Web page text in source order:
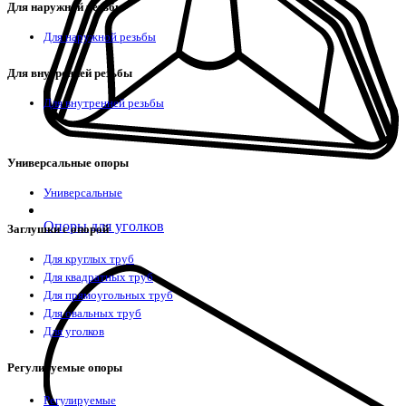
Опоры для уголков
Для наружной резьбы
Для наружной резьбы
Для внутренней резьбы
Для внутренней резьбы
Универсальные опоры
Универсальные
Заглушки с опорой
Для круглых труб
Для квадратных труб
Для прямоугольных труб
Для овальных труб
Для уголков
Регулируемые опоры
Регулируемые